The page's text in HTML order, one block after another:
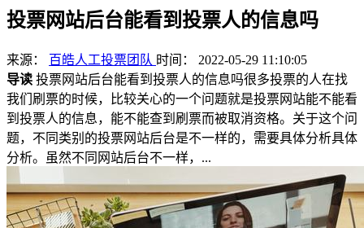
投票网站后台能看到投票人的信息吗
来源： 百皓人工投票团队 时间： 2022-05-29 11:10:05
导读 投票网站后台能看到投票人的信息吗很多投票的人在找
我们刷票的时候，比较关心的一个问题就是投票网站能不能看
到投票人的信息，能不能查到刷票而被取消资格。关于这个问
题，不同类别的投票网站后台是不一样的，需要具体分析具体
分析。虽然不同网站后台不一样，...